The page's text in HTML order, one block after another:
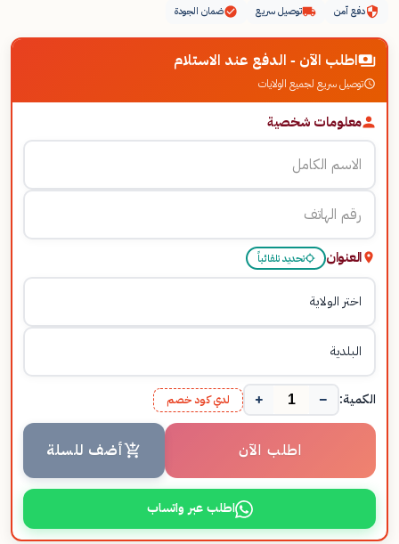
دفع آمن توصيل سريع ضمان الجودة
اطلب الآن - الدفع عند الاستلام
توصيل سريع لجميع الولايات
معلومات شخصية
العنوان تحديد تلقائياً
الكمية: −
+ لدي كود خصم
اطلب الآن أضف للسلة
اطلب عبر واتساب